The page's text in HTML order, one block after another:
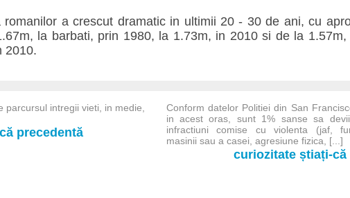
romanilor a crescut dramatic in ultimii 20 - 30 de ani, cu
la barbati, prin 1980, la 1.73m, in 2010 si de la 1.57m,
2010.
intregii vieti, in medie,
precedentă
Conform datelor Politiei din San
in acest oras, sunt 1% sanse sa
infractiuni comise cu violenta (jaf,
masinii sau a casei, agresiune fizica, [...]
curiozitate știați-că